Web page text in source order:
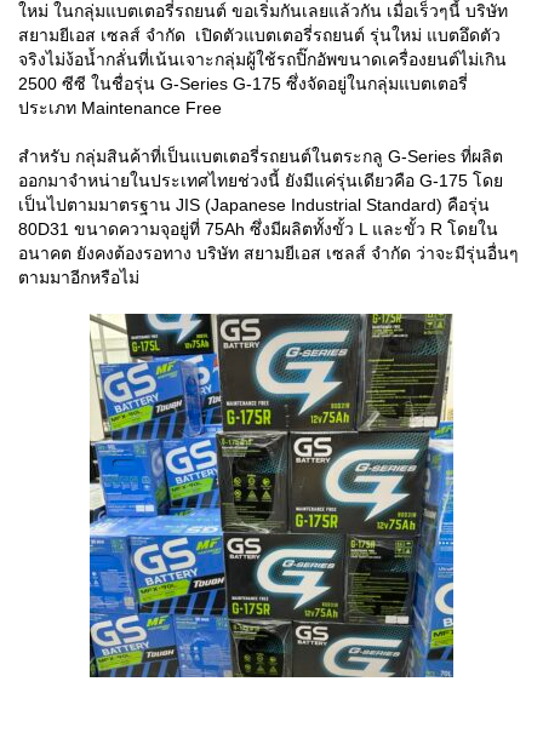
ใหม่ ในกลุ่มแบตเตอรี่รถยนต์ ขอเริ่มกันเลยแล้วกัน เมื่อเร็วๆนี้ บริษัท
สยามยีเอส เซลส์ จำกัด เปิดตัวแบตเตอรี่รถยนต์ รุ่นใหม่ แบตอึดตัว
จริงไม่ง้อน้ำกลั่นที่เน้นเจาะกลุ่มผู้ใช้รถปิ๊กอัพขนาดเครื่องยนต์ไม่เกิน
2500 ซีซี ในชื่อรุ่น G-Series G-175 ซึ่งจัดอยู่ในกลุ่มแบตเตอรี่
ประเภท Maintenance Free
สำหรับ กลุ่มสินค้าที่เป็นแบตเตอรี่รถยนต์ในตระกลู G-Series ที่ผลิต
ออกมาจำหน่ายในประเทศไทยช่วงนี้ ยังมีแค่รุ่นเดียวคือ G-175 โดย
เป็นไปตามมาตรฐาน JIS (Japanese Industrial Standard) คือรุ่น
80D31 ขนาดความจุอยู่ที่ 75Ah ซึ่งมีผลิตทั้งขั้ว L และขั้ว R โดยใน
อนาคต ยังคงต้องรอทาง บริษัท สยามยีเอส เซลส์ จำกัด ว่าจะมีรุ่นอื่นๆ
ตามมาอีกหรือไม่